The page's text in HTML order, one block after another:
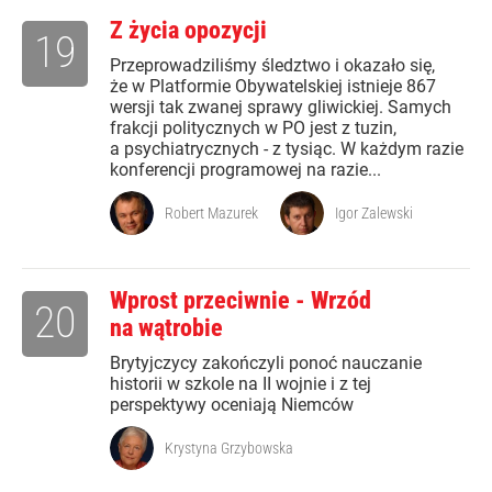
Z życia opozycji
Przeprowadziliśmy śledztwo i okazało się,
że w Platformie Obywatelskiej istnieje 867
wersji tak zwanej sprawy gliwickiej. Samych
frakcji politycznych w PO jest z tuzin,
a psychiatrycznych - z tysiąc. W każdym razie
konferencji programowej na razie...
19
Robert Mazurek Igor Zalewski
Wprost przeciwnie - Wrzód
na wątrobie
Brytyjczycy zakończyli ponoć nauczanie
historii w szkole na II wojnie i z tej
perspektywy oceniają Niemców
20
Krystyna Grzybowska